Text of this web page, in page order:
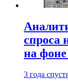
спроса
на фоне
3 года